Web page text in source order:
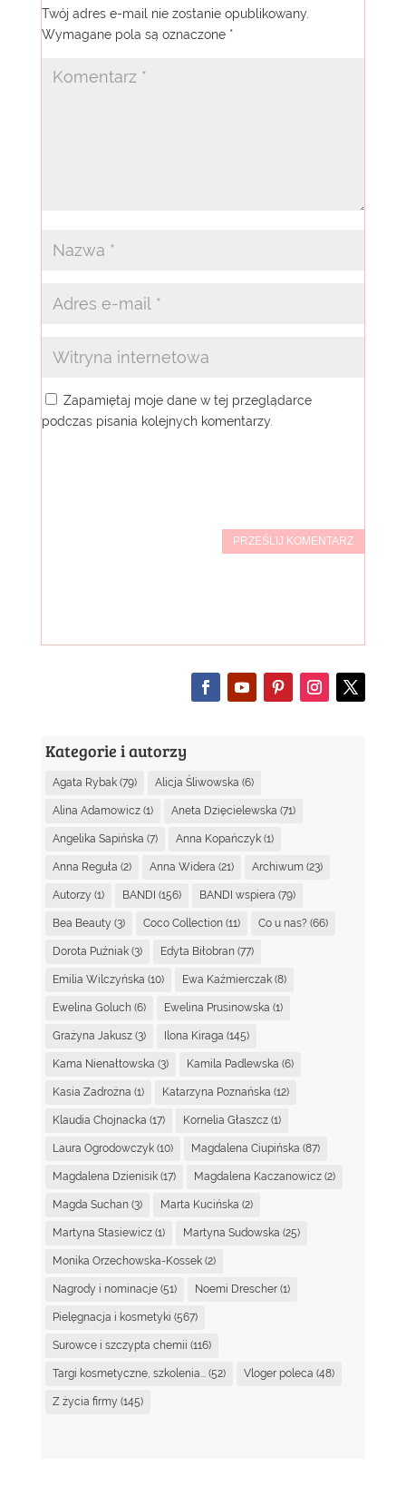
Twój adres e-mail nie zostanie opublikowany.
Wymagane pola są oznaczone *
Zapamiętaj moje dane w tej przeglądarce
podczas pisania kolejnych komentarzy.
PRZEŚLIJ KOMENTARZ
Kategorie i autorzy
Agata Rybak(79) Alicja Śliwowska (6)
Alina Adamowicz(1) Aneta Dzięcielewska (71)
Angelika Sapińska (7) Anna Kopańczyk(1)
Anna Reguła (2) Anna Widera (21) Archiwum(23)
Autorzy (1) BANDI (156) BANDI wspiera (79)
Bea Beauty (3) Coco Collection(11) Co u nas?(66)
Dorota Puźniak(3) Edyta Biłobran(77)
Emilia Wilczyńska (10) Ewa Kaźmierczak(8)
Ewelina Goluch(6) Ewelina Prusinowska (1)
Grażyna Jakusz(3) Ilona Kiraga (145)
Kama Nienałtowska (3) Kamila Padlewska (6)
Kasia Zadrożna (1) Katarzyna Poznańska (12)
Klaudia Chojnacka (17) Kornelia Głaszcz(1)
Laura Ogrodowczyk(10) Magdalena Ciupińska (87)
Magdalena Dzienisik(17) Magdalena Kaczanowicz(2)
Magda Suchan(3) Marta Kucińska (2)
Martyna Stasiewicz(1) Martyna Sudowska (25)
Monika Orzechowska-Kossek(2)
Nagrody i nominacje(51) Noemi Drescher(1)
Pielęgnacja i kosmetyki (567)
Surowce i szczypta chemii (116)
Targi kosmetyczne, szkolenia...(52) Vloger poleca (48)
Z życia firmy (145)